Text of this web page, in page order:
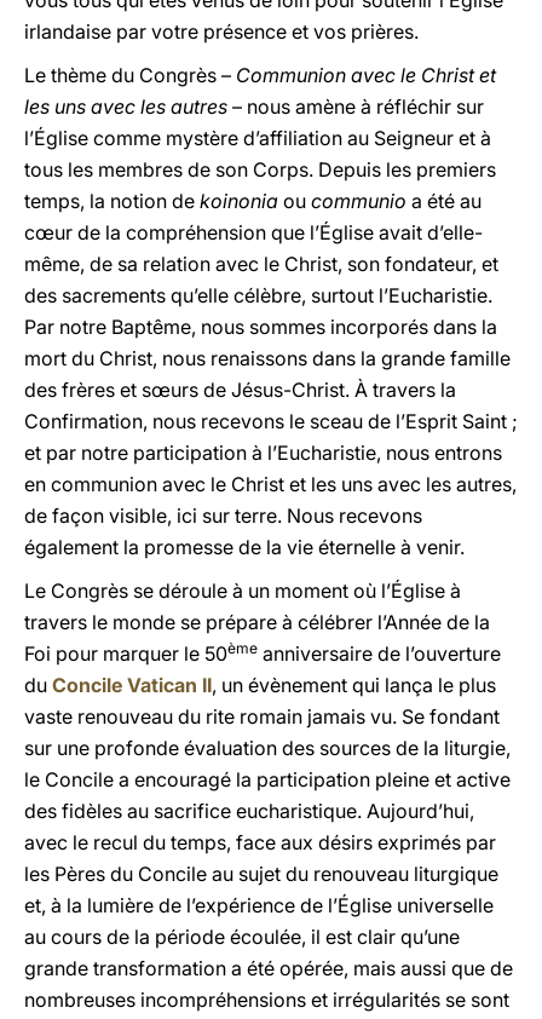
irlandaise par votre présence et vos prières.
Le thème du Congrès – Communion avec le Christ et
les uns avec les autres – nous amène à réfléchir sur
l’Église comme mystère d’affiliation au Seigneur et à
tous les membres de son Corps. Depuis les premiers
temps, la notion de koinonia ou communio a été au
cœur de la compréhension que l’Église avait d’elle-
même, de sa relation avec le Christ, son fondateur, et
des sacrements qu’elle célèbre, surtout l’Eucharistie.
Par notre Baptême, nous sommes incorporés dans la
mort du Christ, nous renaissons dans la grande famille
des frères et sœurs de Jésus-Christ. À travers la
Confirmation, nous recevons le sceau de l’Esprit Saint ;
et par notre participation à l’Eucharistie, nous entrons
en communion avec le Christ et les uns avec les autres,
de façon visible, ici sur terre. Nous recevons
également la promesse de la vie éternelle à venir.
Le Congrès se déroule à un moment où l’Église à
travers le monde se prépare à célébrer l’Année de la
Foi pour marquer le 50ème anniversaire de l’ouverture
du Concile Vatican II, un évènement qui lança le plus
vaste renouveau du rite romain jamais vu. Se fondant
sur une profonde évaluation des sources de la liturgie,
le Concile a encouragé la participation pleine et active
des fidèles au sacrifice eucharistique. Aujourd’hui,
avec le recul du temps, face aux désirs exprimés par
les Pères du Concile au sujet du renouveau liturgique
et, à la lumière de l’expérience de l’Église universelle
au cours de la période écoulée, il est clair qu’une
grande transformation a été opérée, mais aussi que de
nombreuses incompréhensions et irrégularités se sont